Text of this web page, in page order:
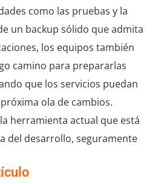
como las pruebas y la
un backup sólido que admita
los equipos también
camino para prepararlas
que los servicios puedan
ola de cambios.
herramienta actual que está
del desarrollo, seguramente